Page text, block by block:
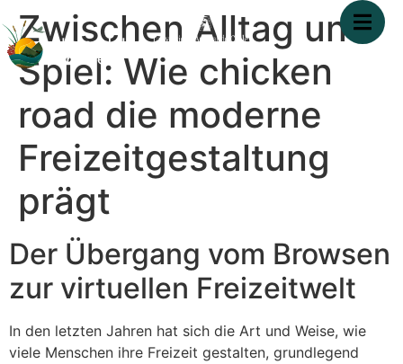
Zwischen Alltag und
Spiel: Wie chicken
road die moderne
Freizeitgestaltung
prägt
Der Übergang vom Browsen
zur virtuellen Freizeitwelt
In den letzten Jahren hat sich die Art und Weise, wie
viele Menschen ihre Freizeit gestalten, grundlegend